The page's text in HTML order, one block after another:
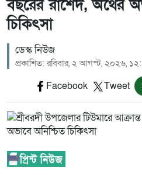
বছরের রাশেদ, অর্থের
চিকিৎসা
ডেস্ক নিউজ
প্রকাশিত: রবিবার, ২ আগস্ট, ২০২৬,
Facebook Tweet